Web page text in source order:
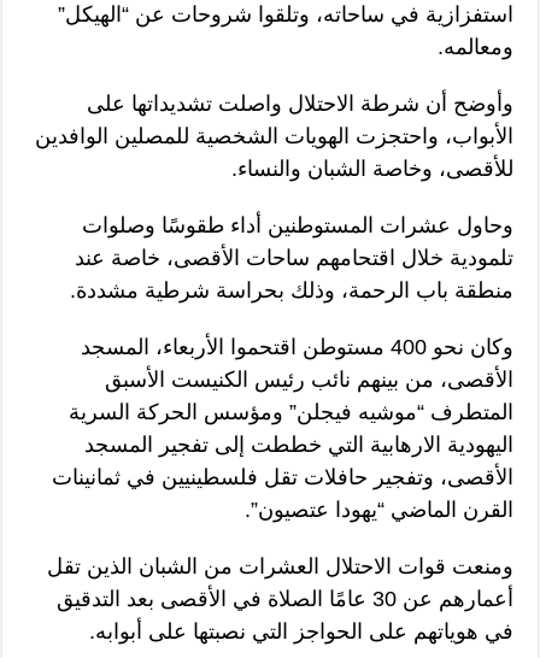
استفزازية في ساحاته، وتلقوا شروحات عن “الهيكل”
ومعالمه.
وأوضح أن شرطة الاحتلال واصلت تشديداتها على
الأبواب، واحتجزت الهويات الشخصية للمصلين الوافدين
للأقصى، وخاصة الشبان والنساء.
وحاول عشرات المستوطنين أداء طقوسًا وصلوات
تلمودية خلال اقتحامهم ساحات الأقصى، خاصة عند
منطقة باب الرحمة، وذلك بحراسة شرطية مشددة.
وكان نحو 400 مستوطن اقتحموا الأربعاء، المسجد
الأقصى، من بينهم نائب رئيس الكنيست الأسبق
المتطرف “موشيه فيجلن” ومؤسس الحركة السرية
اليهودية الارهابية التي خططت إلى تفجير المسجد
الأقصى، وتفجير حافلات تقل فلسطينيين في ثمانينات
القرن الماضي “يهودا عتصيون”.
ومنعت قوات الاحتلال العشرات من الشبان الذين تقل
أعمارهم عن 30 عامًا الصلاة في الأقصى بعد التدقيق
في هوياتهم على الحواجز التي نصبتها على أبوابه.